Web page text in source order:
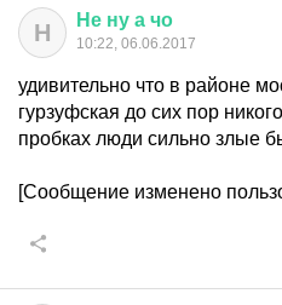
Н Не ну а чо
10:22, 06.06.2017
удивительно что в районе
гурзуфская до сих пор
пробках люди сильно злые
[Сообщение изменено